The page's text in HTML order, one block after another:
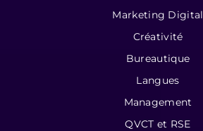
Marketing Digital
Créativité
Bureautique
Langues
Management
QVCT et RSE